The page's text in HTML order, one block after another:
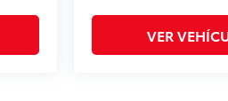
VER